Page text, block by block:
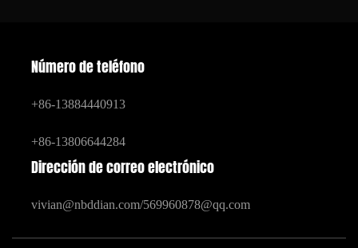
Número de teléfono
+86-13884440913
+86-13806644284
Dirección de correo electrónico
vivian@nbddian.com/569960878@qq.com